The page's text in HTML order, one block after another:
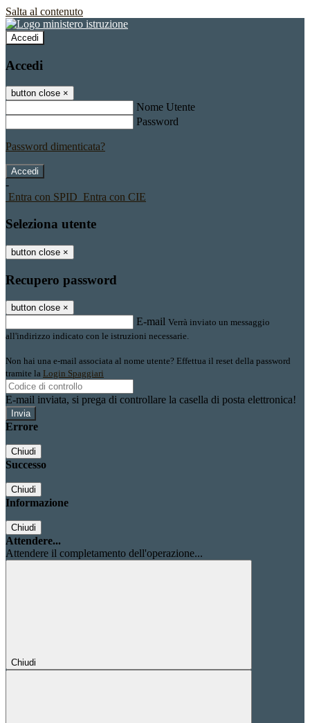
Salta al contenuto
Accedi
Accedi
button close ×
Nome Utente
Password
Password dimenticata?
-
Entra con SPID Entra con CIE
Seleziona utente
button close ×
Recupero password
button close ×
E-mail Verrà inviato un messaggio
all'indirizzo indicato con le istruzioni necessarie.
Non hai una e-mail associata al nome utente? Effettua il reset della password
tramite la Login Spaggiari
E-mail inviata, si prega di controllare la casella di posta elettronica!
Errore
Chiudi
Successo
Chiudi
Informazione
Chiudi
Attendere...
Attendere il completamento dell'operazione...
Chiudi